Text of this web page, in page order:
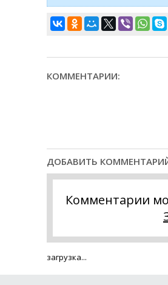
КОММЕНТАРИИ:
ДОБАВИТЬ
Комментарии
загрузка...